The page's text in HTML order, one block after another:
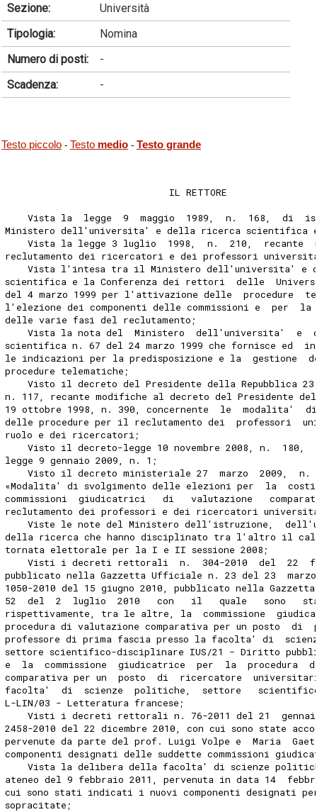
Sezione:
Università
Tipologia:
Nomina
Numero di posti:
-
Scadenza:
-
Testo piccolo - Testo medio - Testo grande
                             IL RETTORE
Vista la  legge  9  maggio  1989,  n.  168,  di
Ministero dell'universita' e della ricerca scientifica
Vista la legge 3 luglio  1998,  n.  210,  recante
reclutamento dei ricercatori e dei professori
Vista l'intesa tra il Ministero dell'universita' e
scientifica e la Conferenza dei rettori  delle
del 4 marzo 1999 per l'attivazione delle  procedure
l'elezione dei componenti delle commissioni e  per  la
delle varie fasi del reclutamento;
Vista la nota del  Ministero  dell'universita'  e
scientifica n. 67 del 24 marzo 1999 che fornisce ed
le indicazioni per la predisposizione e la  gestione
procedure telematiche;
Visto il decreto del Presidente della Repubblica
n. 117, recante modifiche al decreto del Presidente
19 ottobre 1998, n. 390, concernente  le  modalita'  di
delle procedure per il reclutamento dei  professori
ruolo e dei ricercatori;
Visto il decreto-legge 10 novembre 2008, n.  180,
legge 9 gennaio 2009, n. 1;
Visto il decreto ministeriale 27  marzo  2009,  n.
«Modalita' di svolgimento delle elezioni per  la
commissioni  giudicatrici   di   valutazione
reclutamento dei professori e dei ricercatori
Viste le note del Ministero dell'istruzione,
della ricerca che hanno disciplinato tra l'altro il
tornata elettorale per la I e II sessione 2008;
Visti i decreti rettorali  n.  304-2010  del  22
pubblicato nella Gazzetta Ufficiale n. 23 del 23
1050-2010 del 15 giugno 2010, pubblicato nella
52  del  2  luglio  2010   con   il   quale   sono
rispettivamente, tra le altre, la  commissione
procedura di valutazione comparativa per un posto  di
professore di prima fascia presso la facolta' di
settore scientifico-disciplinare IUS/21 - Diritto
e  la  commissione  giudicatrice  per  la  procedura
comparativa per un  posto  di  ricercatore
facolta'  di  scienze  politiche,  settore
L-LIN/03 - Letteratura francese;
Visti i decreti rettorali n. 76-2011 del 21
2458-2010 del 22 dicembre 2010, con cui sono state
pervenute da parte del prof. Luigi Volpe e  Maria
componenti designati delle suddette commissioni
Vista la delibera della facolta' di scienze
ateneo del 9 febbraio 2011, pervenuta in data 14
cui sono stati indicati i nuovi componenti designati
sopracitate;